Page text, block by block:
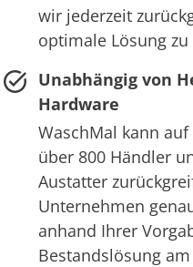
wir jederzeit
optimale Lösung
Unabhängig von
Hardware
WaschMal kann
über 800 Händler
Austatter
Unternehmen
anhand Ihrer
Bestandslösung